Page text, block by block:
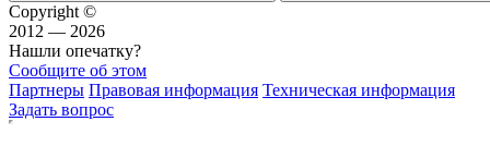
Copyright ©
2012 — 2026
Нашли опечатку?
Сообщите об этом
Партнеры Правовая информация Техническая информация
Задать вопрос